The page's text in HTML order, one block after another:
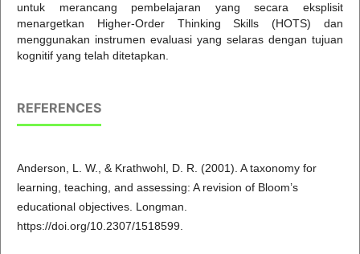
untuk merancang pembelajaran yang secara eksplisit
menargetkan Higher-Order Thinking Skills (HOTS) dan
menggunakan instrumen evaluasi yang selaras dengan tujuan
kognitif yang telah ditetapkan.
REFERENCES
Anderson, L. W., & Krathwohl, D. R. (2001). A taxonomy for
learning, teaching, and assessing: A revision of Bloom’s
educational objectives. Longman.
https://doi.org/10.2307/1518599.